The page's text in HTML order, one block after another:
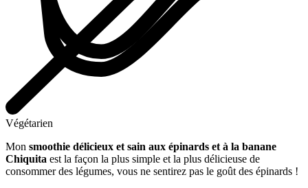
Végétarien
Mon smoothie délicieux et sain aux épinards et à la banane
Chiquita est la façon la plus simple et la plus délicieuse de
consommer des légumes, vous ne sentirez pas le goût des épinards !